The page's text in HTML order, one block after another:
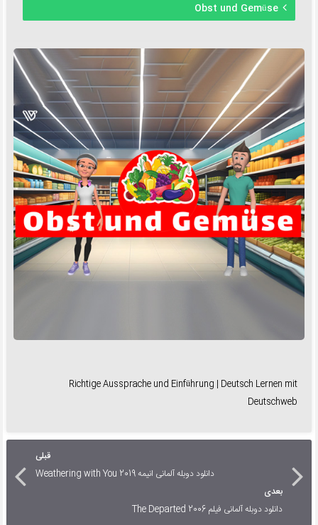
Obst und Gemüse
Richtige Aussprache und Einführung | Deutsch Lernen mit
Deutschweb
قبلی
دانلود دوبله آلمانی انیمه Weathering with You 2019
بعدی
دانلود دوبله آلمانی فیلم The Departed 2006